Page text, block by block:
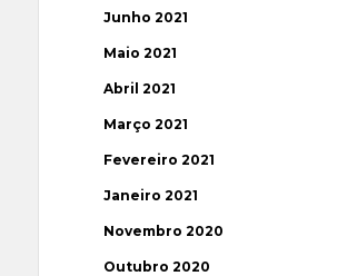
Junho 2021
Maio 2021
Abril 2021
Março 2021
Fevereiro 2021
Janeiro 2021
Novembro 2020
Outubro 2020